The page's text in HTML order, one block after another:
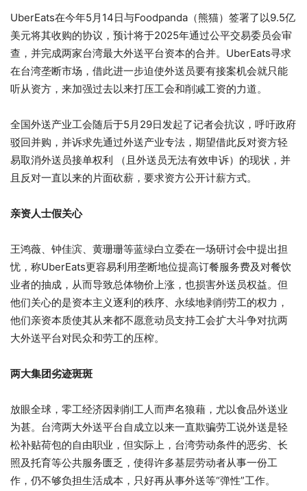
UberEats在今年5月14日与Foodpanda（熊猫）签署了以9.5亿
美元将其收购的协议，预计将于2025年通过公平交易委员会审
查，并完成两家台湾最大外送平台资本的合并。UberEats寻求
在台湾垄断市场，借此进一步迫使外送员要有接案机会就只能
听从资方，来加强过去以来打压工会和削减工资的力道。
全国外送产业工会随后于5月29日发起了记者会抗议，呼吁政府
驳回并购，并诉求先通过外送产业专法，期望借此反对资方轻
易取消外送员接单权利 （且外送员无法有效申诉）的现状，并
且反对一直以来的片面砍薪，要求资方公开计薪方式。
亲资人士假关心
王鸿薇、钟佳滨、黄珊珊等蓝绿白立委在一场研讨会中提出担
忧，称UberEats更容易利用垄断地位提高订餐服务费及对餐饮
业者的抽成，从而导致总体物价上涨，也损害外送员权益。但
他们关心的是资本主义逐利的秩序、永续地剥削劳工的权力，
他们亲资本质使其从来都不愿意动员支持工会扩大斗争对抗两
大外送平台对民众和劳工的压榨。
两大集团劣迹斑斑
放眼全球，零工经济因剥削工人而声名狼藉，尤以食品外送业
为甚。台湾两大外送平台自成立以来一直欺骗劳工说外送是轻
松补贴荷包的自由职业，但实际上，台湾劳动条件的恶劣、长
照及托育等公共服务匮乏，使得许多基层劳动者从事一份工
作，仍不够负担生活成本，只好再从事外送等“弹性”工作。